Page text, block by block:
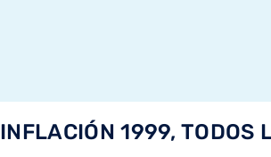
INFLACIÓN 1999, TODOS